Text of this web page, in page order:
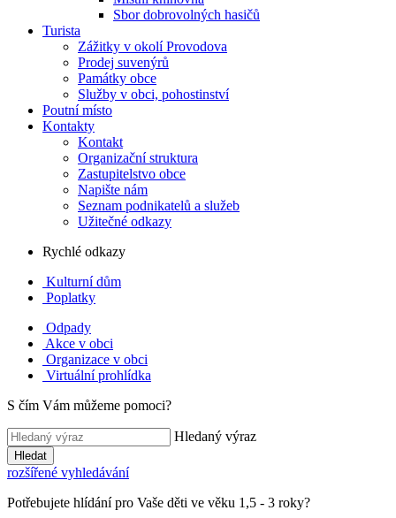
Sbor dobrovolných hasičů
Turista
Zážitky v okolí Provodova
Prodej suvenýrů
Památky obce
Služby v obci, pohostinství
Poutní místo
Kontakty
Kontakt
Organizační struktura
Zastupitelstvo obce
Napište nám
Seznam podnikatelů a služeb
Užitečné odkazy
Rychlé odkazy
Kulturní dům
Poplatky
Odpady
Akce v obci
Organizace v obci
Virtuální prohlídka
S čím Vám můžeme pomoci?
Hledaný výraz
Hledat
rozšířené vyhledávání
Potřebujete hlídání pro Vaše děti ve věku 1,5 - 3 roky?